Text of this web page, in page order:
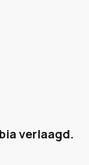
verlaagd.